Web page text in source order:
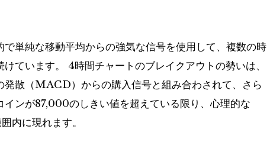
単純な移動平均からの強気な信号を使用して、複数の時
ています。 4時間チャートのブレイクアウトの勢いは、
発散（MACD）からの購入信号と組み合わされて、さら
ンが87,000のしきい値を超えている限り、心理的な
内に現れます。